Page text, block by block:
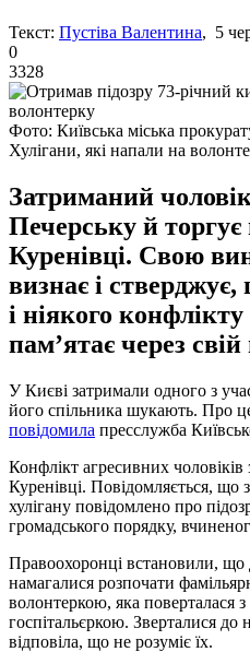
Текст: Пустіва Валентина, 5
0
3328
Фото: Київська міська
Хулігани, які напали на
Затриманий
Печерську й
Куренівці. Свою
визнає і стверджує,
і ніякого
пам’ятає через
У Києві затримали одного з
його спільника шукають. Про
повідомила пресслужба
Конфлікт агресивних
Куренівці. Повідомляється, що
хулігану повідомлено про
громадського порядку,
Правоохоронці встановили, що
намагалися розпочати
волонтеркою, яка поверталася
госпітальєркою. Зверталися до
відповіла, що не розуміє їх.